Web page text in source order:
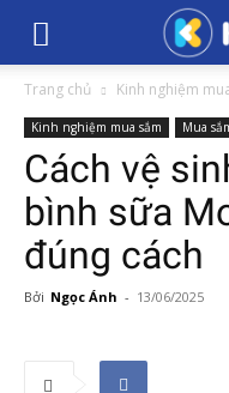
Trang chủ Kinh nghiệm
Kinh nghiệm mua sắm Mua
Cách vệ
bình sữa
đúng cách
Bởi Ngọc Ánh - 13/06/2025